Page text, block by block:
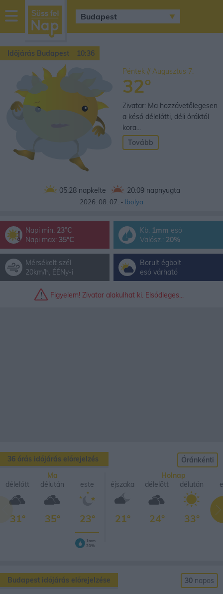
sussfelnap.hu
időjárás
Időjárás Budapest
10:36
Péntek // Augusztus 7.
32°
Zivatar: Ma hozzávetőlegesen
a késő délelőtti, déli óráktól
kora...
Tovább
05:28 napkelte 20:09 napnyugta
2026. 08. 07. - Ibolya
Napi min: 23°C
Napi max: 35°C
Kb. 1mm eső
Valósz.: 20%
Mérsékelt szél
20km/h, ÉÉNy-i
Borult égbolt
eső várható
Figyelem! Zivatar alakulhat ki. Elsődleges...
36 órás időjárás előrejelzés
Óránkénti
Ma
délelőtt
31°
délután
35°
este
23°
1mm
20%
Holnap
éjszaka
21°
délelőtt
24°
délután
33°
Budapest időjárás előrejelzése 30 napos